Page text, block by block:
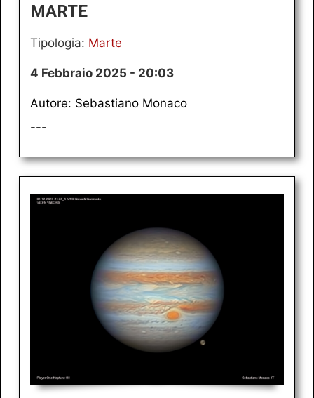
MARTE
Tipologia: Marte
4 Febbraio 2025 - 20:03
Autore: Sebastiano Monaco
---